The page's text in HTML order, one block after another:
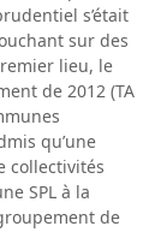
s’était
sur des
lieu, le
de 2012 (TA
qu’une
collectivités
SPL à la
de